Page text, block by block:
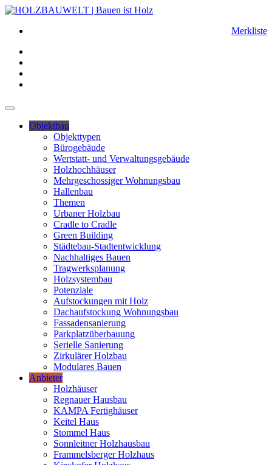
Merkliste
Objektbau
Objekttypen
Bürogebäude
Wertstatt- und Verwaltungsgebäude
Holzhochhäuser
Mehrgeschossiger Wohnungsbau
Hallenbau
Themen
Urbaner Holzbau
Cradle to Cradle
Green Building
Städtebau-Stadtentwicklung
Nachhaltiges Bauen
Tragwerksplanung
Holzsystembau
Potenziale
Aufstockungen mit Holz
Dachaufstockung Wohnungsbau
Fassadensanierung
Parkplatzüberbauung
Serielle Sanierung
Zirkulärer Holzbau
Modulares Bauen
Anbieter
Holzhäuser
Regnauer Hausbau
KAMPA Fertighäuser
Keitel Haus
Stommel Haus
Sonnleitner Holzhausbau
Frammelsberger Holzhaus